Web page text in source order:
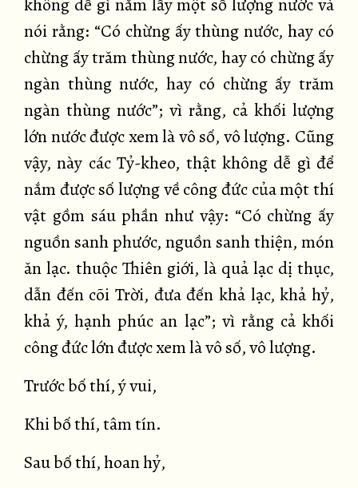
không dễ gì nắm lấy một số lượng nước và
nói rằng: “Có chừng ấy thùng nước, hay có
chừng ấy trăm thùng nước, hay có chừng ấy
ngàn thùng nước, hay có chừng ấy trăm
ngàn thùng nước”; vì rằng, cả khối lượng
lớn nước được xem là vô số, vô lượng. Cũng
vậy, này các Tỷ-kheo, thật không dễ gì để
nắm được số lượng về công đức của một thí
vật gồm sáu phần như vậy: “Có chừng ấy
nguồn sanh phước, nguồn sanh thiện, món
ăn lạc. thuộc Thiên giới, là quả lạc dị thục,
dẫn đến cõi Trời, đưa đến khả lạc, khả hỷ,
khả ý, hạnh phúc an lạc”; vì rằng cả khối
công đức lớn được xem là vô số, vô lượng.
Trước bố thí, ý vui,
Khi bố thí, tâm tín.
Sau bố thí, hoan hỷ,